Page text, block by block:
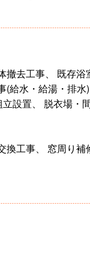
去工事、 既存浴
(給水・給湯・排
設置、 脱衣場・
換工事、 窓周り補